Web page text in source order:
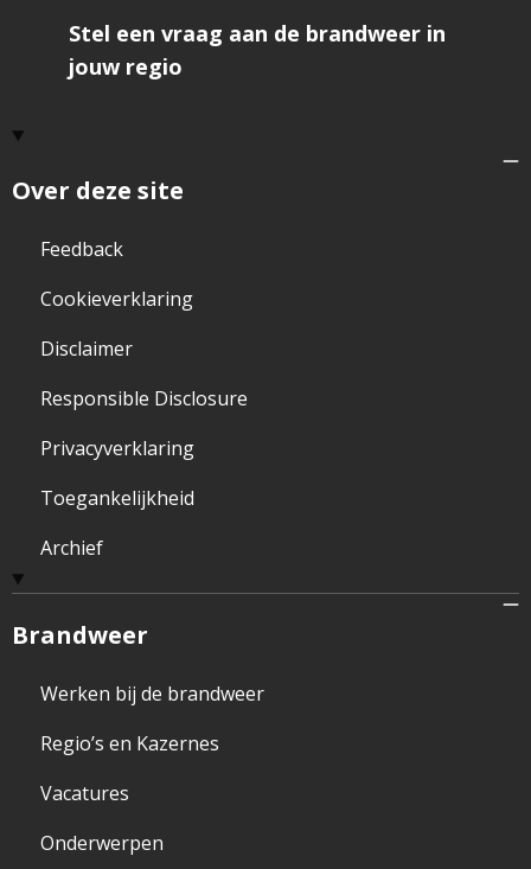
Over deze site
Feedback
Cookieverklaring
Disclaimer
Responsible Disclosure
Privacyverklaring
Toegankelijkheid
Archief
Brandweer
Werken bij de brandweer
Regio’s en Kazernes
Vacatures
Onderwerpen
Stel een vraag aan de brandweer in
jouw regio